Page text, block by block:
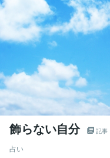
飾らない自分 記事
占い